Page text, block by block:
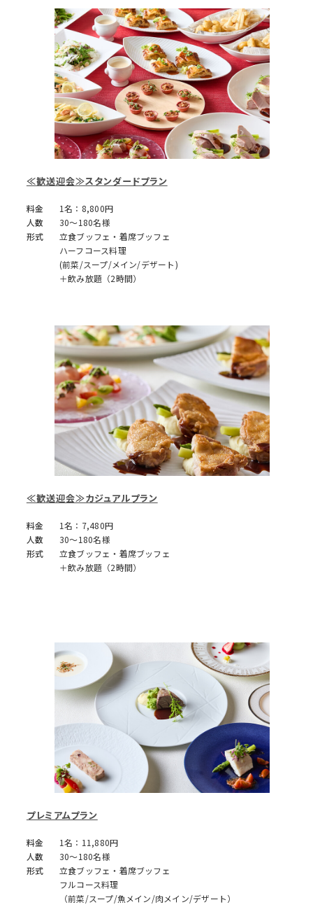
≪歓送迎会≫スタンダードプラン
料金
1名：8,800円
人数
30～180名様
形式
立食ブッフェ・着席ブッフェ
ハーフコース料理
(前菜/スープ/メイン/デザート)
＋飲み放題（2時間）
≪歓送迎会≫カジュアルプラン
料金
1名：7,480円
人数
30～180名様
形式
立食ブッフェ・着席ブッフェ
＋飲み放題（2時間）
プレミアムプラン
料金
1名：11,880円
人数
30～180名様
形式
立食ブッフェ・着席ブッフェ
フルコース料理
（前菜/スープ/魚メイン/肉メイン/デザート）